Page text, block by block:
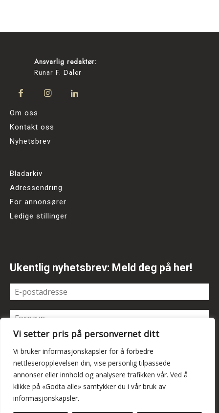
Vi setter pris på personvernet ditt
Vi bruker informasjonskapsler for å forbedre
nettleseropplevelsen din, vise personlig tilpassede
annonser eller innhold og analysere trafikken vår. Ved å
klikke på «Godta alle» samtykker du i vår bruk av
informasjonskapsler.
Ansvarlig redaktør:
Runar F. Daler
Om oss
Kontakt oss
Nyhetsbrev
Bladarkiv
Adressendring
For annonsører
Ledige stillinger
Ukentlig nyhetsbrev: Meld deg på her!